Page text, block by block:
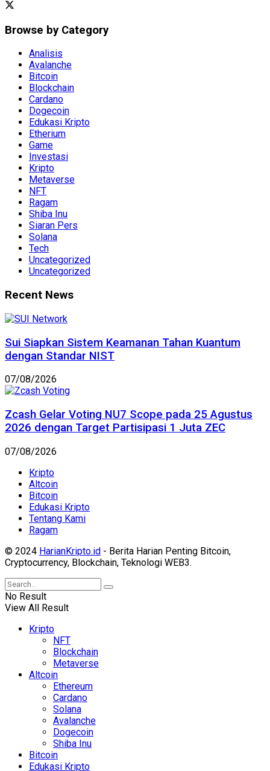
Browse by Category
Analisis
Avalanche
Bitcoin
Blockchain
Cardano
Dogecoin
Edukasi Kripto
Etherium
Game
Investasi
Kripto
Metaverse
NFT
Ragam
Shiba Inu
Siaran Pers
Solana
Tech
Uncategorized
Uncategorized
Recent News
Sui Siapkan Sistem Keamanan Tahan Kuantum
dengan Standar NIST
07/08/2026
Zcash Gelar Voting NU7 Scope pada 25 Agustus
2026 dengan Target Partisipasi 1 Juta ZEC
07/08/2026
Kripto
Altcoin
Bitcoin
Edukasi Kripto
Tentang Kami
Ragam
© 2024 HarianKripto.id - Berita Harian Penting Bitcoin,
Cryptocurrency, Blockchain, Teknologi WEB3.
No Result
View All Result
Kripto
NFT
Blockchain
Metaverse
Altcoin
Ethereum
Cardano
Solana
Avalanche
Dogecoin
Shiba Inu
Bitcoin
Edukasi Kripto